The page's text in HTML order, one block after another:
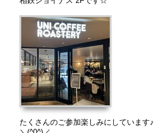
たくさんのご参加楽しみにしています♪